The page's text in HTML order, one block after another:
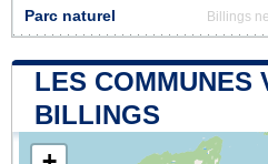
Parc naturel Billings
LES COMMUNES
BILLINGS